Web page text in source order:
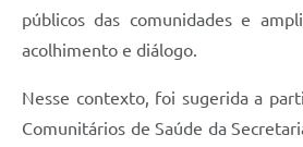
públicos das comunidades e
acolhimento e diálogo.
Nesse contexto, foi sugerida a
Comunitários de Saúde da